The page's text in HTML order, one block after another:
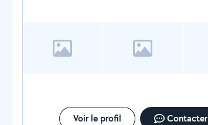
Voir le profil Contacter